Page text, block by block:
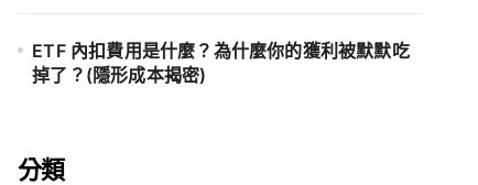
ETF 內扣費用是什麼？為什麼你的獲利被默默吃
掉了？(隱形成本揭密)
分類